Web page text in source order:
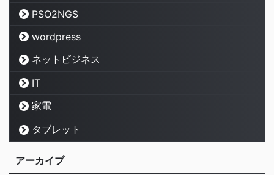
PSO2NGS
wordpress
ネットビジネス
IT
家電
タブレット
アーカイブ